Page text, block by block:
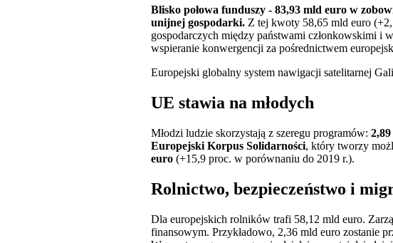
Blisko połowa funduszy - 83,93 mld euro w
unijnej gospodarki. Z tej kwoty 58,65 mld euro
gospodarczych między państwami członkowskimi i
wspieranie konwergencji za pośrednictwem
Europejski globalny system nawigacji satelitarnej
UE stawia na młodych
Młodzi ludzie skorzystają z szeregu programów:
Europejski Korpus Solidarności, który tworzy
euro (+15,9 proc. w porównaniu do 2019 r.).
Rolnictwo, bezpieczeństwo i
Dla europejskich rolników trafi 58,12 mld euro.
finansowym. Przykładowo, 2,36 mld euro zostanie